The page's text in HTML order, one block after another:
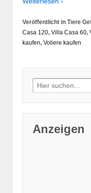
Veröffentlicht in Tiere
Casa 120, Villa Casa 60,
kaufen, Voliere kaufen
Suche nach:
Anzeigen